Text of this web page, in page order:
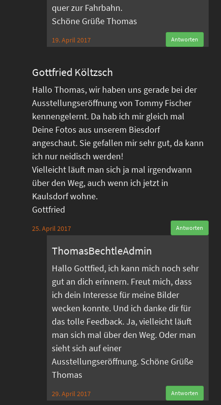
quer zur Fahrbahn.
Schöne Grüße Thomas
19. April 2017 Antworten
Gottfried Költzsch
Hallo Thomas, wir haben uns gerade bei der
Ausstellungseröffnung von Tommy Fischer
kennengelernt. Da hab ich mir gleich mal
Deine Fotos aus unserem Biesdorf
angeschaut. Sie gefallen mir sehr gut, da kann
ich nur neidisch werden!
Vielleicht läuft man sich ja mal irgendwann
über den Weg, auch wenn ich jetzt in
Kaulsdorf wohne.
Gottfried
25. April 2017 Antworten
ThomasBechtleAdmin
Hallo Gottfied, ich kann mich noch sehr
gut an dich erinnern. Freut mich, dass
ich dein Interesse für meine Bilder
wecken konnte. Und ich danke dir für
das tolle Feedback. Ja, vielleicht läuft
man sich mal über den Weg. Oder man
sieht sich auf einer
Ausstellungseröffnung. Schöne Grüße
Thomas
29. April 2017 Antworten